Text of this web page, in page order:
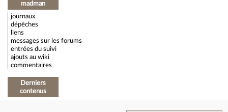
madman
journaux
dépêches
liens
messages sur les forums
entrées du suivi
ajouts au wiki
commentaires
Derniers
contenus